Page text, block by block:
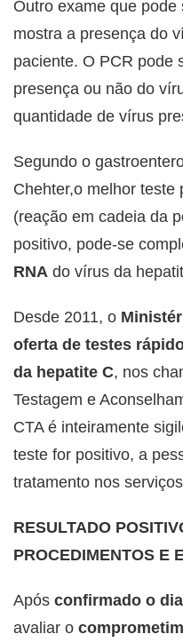
Outro exame que pode
mostra a presença do
paciente. O PCR pode
presença ou não do
quantidade de vírus
Segundo o
Chehter,o melhor teste
(reação em cadeia da
positivo, pode-se
RNA do vírus da
Desde 2011, o
oferta de testes
da hepatite C, nos
Testagem e
CTA é inteiramente
teste for positivo, a
tratamento nos
RESULTADO
PROCEDIMENTOS E
Após confirmado o
avaliar o